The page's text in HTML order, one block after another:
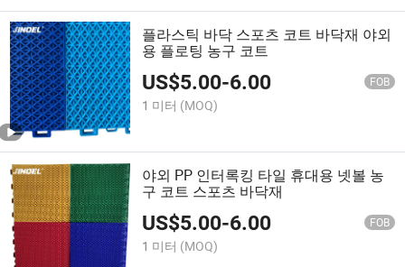
플라스틱 바닥 스포츠 코트 바닥재 야외
용 플로팅 농구 코트
US$5.00-6.00 FOB
1 미터 (MOQ)
야외 PP 인터록킹 타일 휴대용 넷볼 농
구 코트 스포츠 바닥재
US$5.00-6.00 FOB
1 미터 (MOQ)